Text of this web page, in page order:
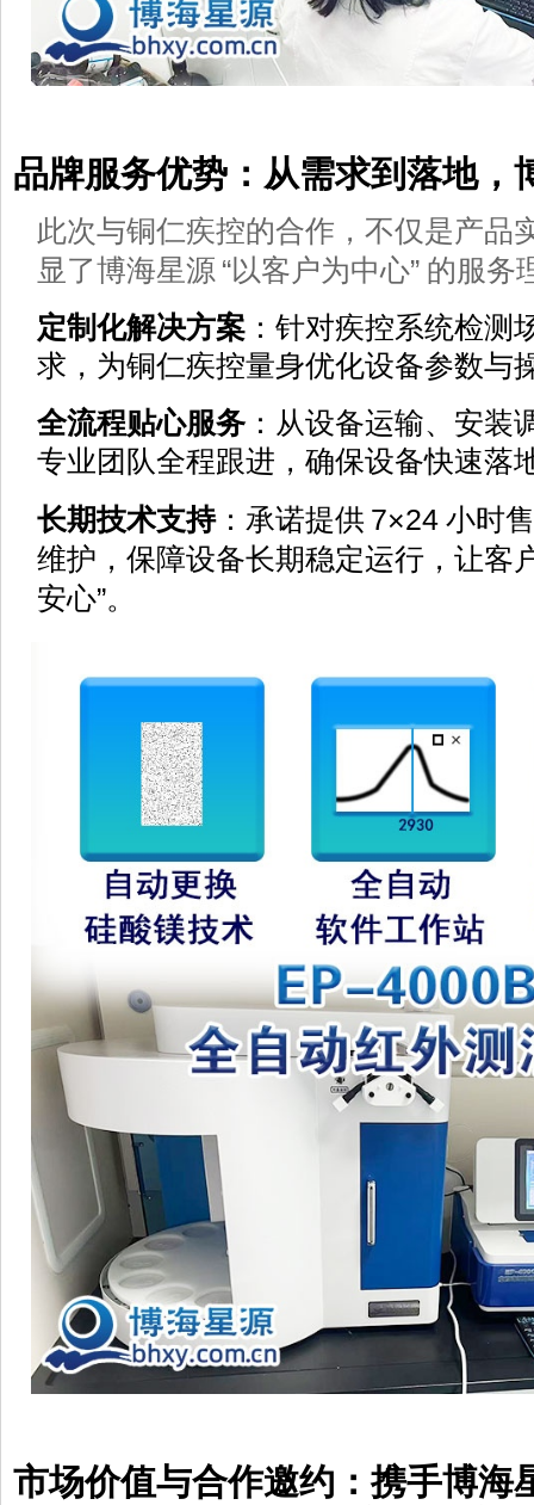
品牌服务优势：从需求到落地，
此次与铜仁疾控的合作，不仅是产品
显了博海星源 “以客户为中心” 的服务
定制化解决方案 ：针对疾控系统检测
求，为铜仁疾控量身优化设备参数与
全流程贴心服务：从设备运输、安装
专业团队全程跟进，确保设备快速落
长期技术支持：承诺提供 7×24 小时
维护，保障设备长期稳定运行，让客
安心”。
市场价值与合作邀约：携手博海